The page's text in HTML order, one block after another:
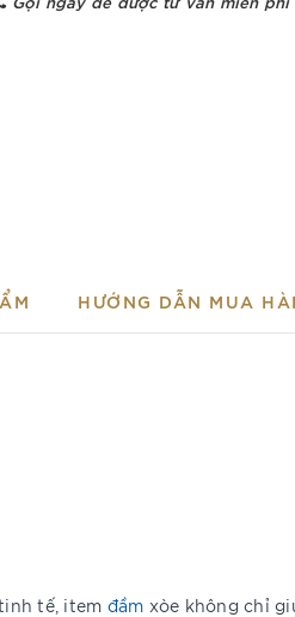
HƯỚNG DẪN MUA
tế, item đầm xòe không chỉ